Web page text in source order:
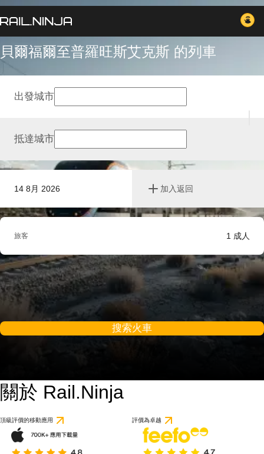
貝爾福爾至普羅旺斯艾克斯 的列車
14 8月 2026 加入返回
出發城市
抵達城市
旅客 1 成人
搜索火車
關於 Rail.Ninja
頂級評價的移動應用 評價為卓越